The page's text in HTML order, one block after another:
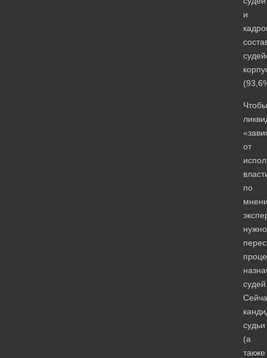
и
Чтобы
от
по
нужно
судьи
(а
также